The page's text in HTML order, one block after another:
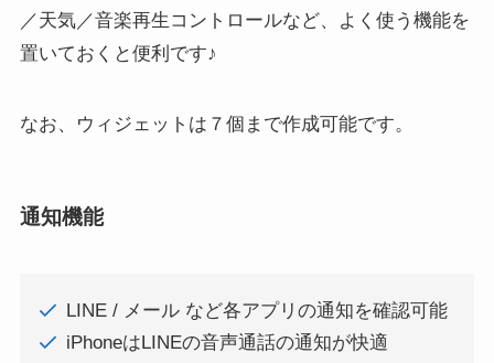
／天気／音楽再生コントロールなど、よく使う機能を
置いておくと便利です♪
なお、ウィジェットは７個まで作成可能です。
通知機能
LINE / メール など各アプリの通知を確認可能
iPhoneはLINEの音声通話の通知が快適